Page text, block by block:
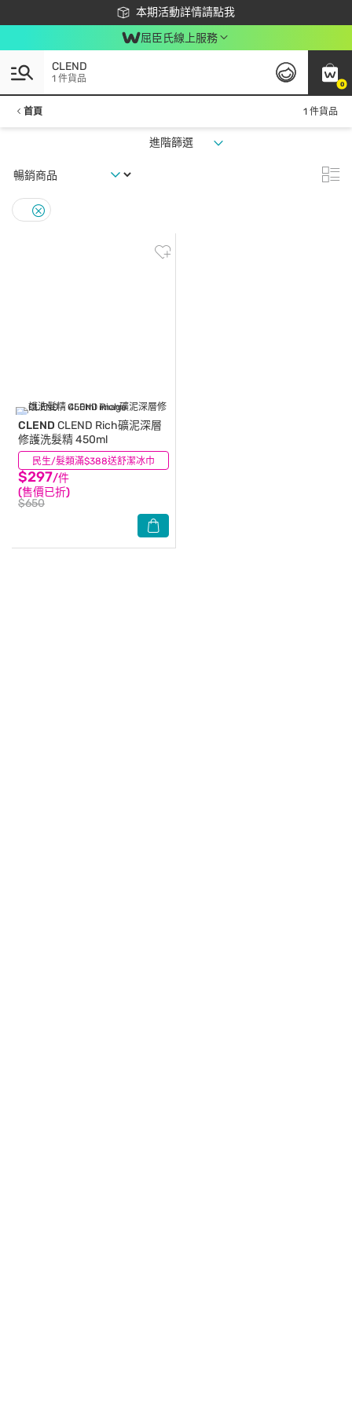
本期活動詳情請點我
下載app最高回饋$350
屈臣氏線上服務
0
CLEND
1 件貨品
首頁 1 件貨品
進階篩選
民生/髮類滿$388送舒潔冰巾
CLEND CLEND Rich礦泥深層
修護洗髮精 450ml
$297/件
(售價已折)
$650
(5)